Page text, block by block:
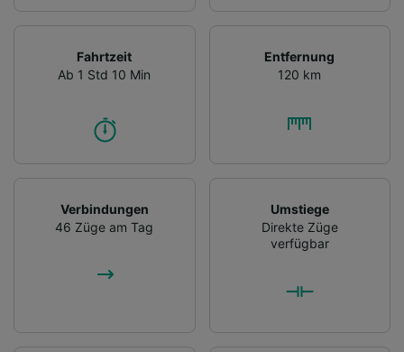
Fahrtzeit
Ab 1 Std 10 Min
Entfernung
120 km
Verbindungen
46 Züge am Tag
Umstiege
Direkte Züge
verfügbar